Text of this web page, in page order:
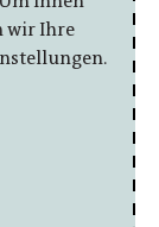
wir Ihre